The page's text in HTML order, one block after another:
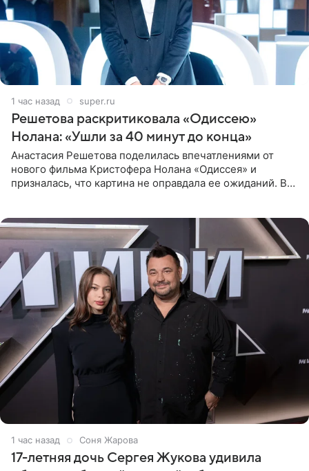
1 час назад super.ru
Решетова раскритиковала «Одиссею»
Нолана: «Ушли за 40 минут до конца»
Анастасия Решетова поделилась впечатлениями от
нового фильма Кристофера Нолана «Одиссея» и
призналась, что картина не оправдала ее ожиданий. В
1 час назад Соня Жарова
17-летняя дочь Сергея Жукова удивила